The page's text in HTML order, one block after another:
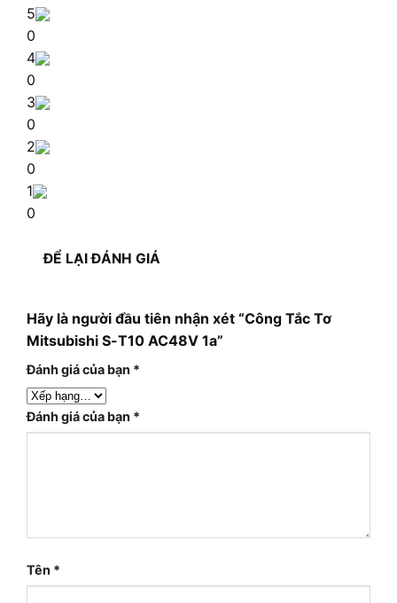
5
0
4
0
3
0
2
0
1
0
ĐỂ LẠI ĐÁNH GIÁ
Hãy là người đầu tiên nhận xét “Công Tắc Tơ
Mitsubishi S-T10 AC48V 1a”
Đánh giá của bạn *
Đánh giá của bạn *
Tên *